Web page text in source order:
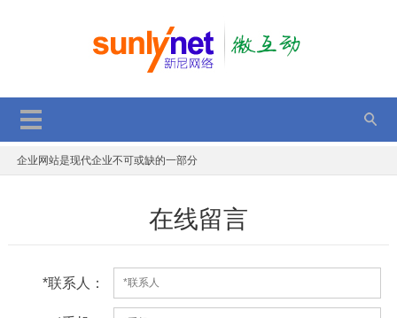
2017双11，双12，持续优惠中，错过再等一年
一个年轻程序员的故事
企业网站是现代企业不可或缺的一部分
JS判断单、多张图片加载完成后执行代码
电子商务平台的安全策略
微信小程序新能力：附近的小程序、成员管理功能升级
在线留言
*联系人：